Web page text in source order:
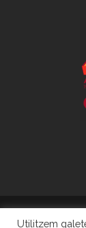
Utilitzem